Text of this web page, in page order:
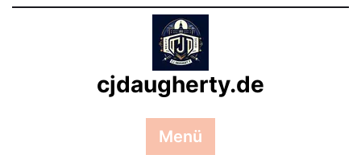
Zum
cjdaugherty.de
Menü